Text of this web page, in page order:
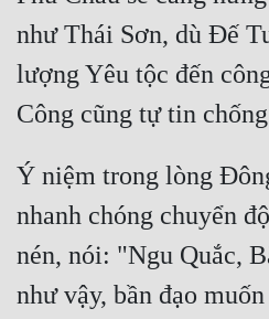
như Thái Sơn, dù Đế
lượng Yêu tộc đến
Ý niệm trong lòng
nhanh chóng chuyển
nén, nói: "Ngu Quắc,
như vậy, bần đạo